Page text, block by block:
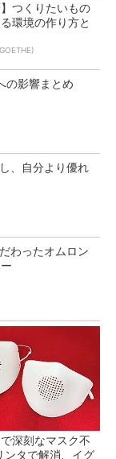
】つくりたいもの
環境の作り方と
の影響まとめ
、自分より優れ
わったオムロン
深刻なマスク不
ンタで解消、イグ